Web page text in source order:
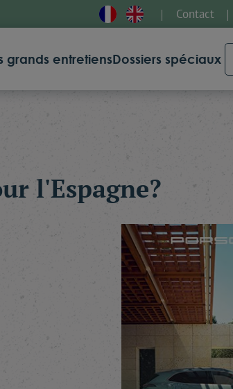
Contact
grands entretiensDossiers spéciaux
l'Espagne?